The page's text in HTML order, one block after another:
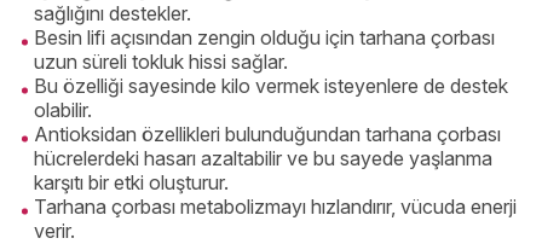
sağlığını destekler.
Besin lifi açısından zengin olduğu için tarhana çorbası
uzun süreli tokluk hissi sağlar.
Bu özelliği sayesinde kilo vermek isteyenlere de destek
olabilir.
Antioksidan özellikleri bulunduğundan tarhana çorbası
hücrelerdeki hasarı azaltabilir ve bu sayede yaşlanma
karşıtı bir etki oluşturur.
Tarhana çorbası metabolizmayı hızlandırır, vücuda enerji
verir.